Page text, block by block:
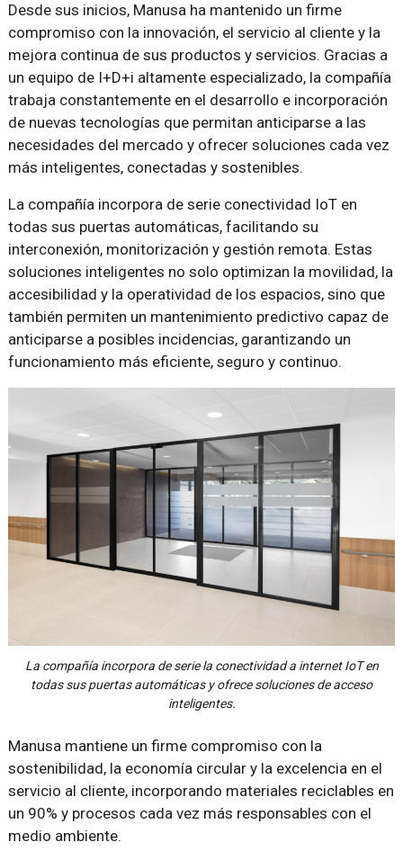
Desde sus inicios, Manusa ha mantenido un firme
compromiso con la innovación, el servicio al cliente y la
mejora continua de sus productos y servicios. Gracias a
un equipo de I+D+i altamente especializado, la compañía
trabaja constantemente en el desarrollo e incorporación
de nuevas tecnologías que permitan anticiparse a las
necesidades del mercado y ofrecer soluciones cada vez
más inteligentes, conectadas y sostenibles.
La compañía incorpora de serie conectividad IoT en
todas sus puertas automáticas, facilitando su
interconexión, monitorización y gestión remota. Estas
soluciones inteligentes no solo optimizan la movilidad, la
accesibilidad y la operatividad de los espacios, sino que
también permiten un mantenimiento predictivo capaz de
anticiparse a posibles incidencias, garantizando un
funcionamiento más eficiente, seguro y continuo.
La compañía incorpora de serie la conectividad a internet IoT en
todas sus puertas automáticas y ofrece soluciones de acceso
inteligentes.
Manusa mantiene un firme compromiso con la
sostenibilidad, la economía circular y la excelencia en el
servicio al cliente, incorporando materiales reciclables en
un 90% y procesos cada vez más responsables con el
medio ambiente.